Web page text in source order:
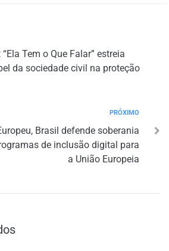
Tem o Que Falar” estreia
da sociedade civil na proteção
PRÓXIMO
Brasil defende soberania
de inclusão digital para
a União Europeia